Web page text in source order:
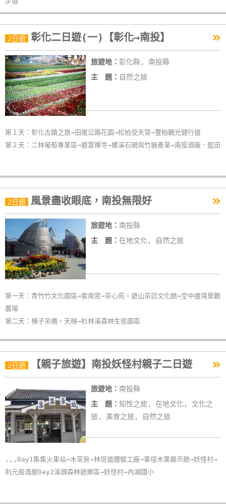
2日遊 彰化二日遊(一)【彰化→南投】 »
旅遊地： 彰化縣, 南投縣
主 題： 自然之旅
第１天：彰化古蹟之旅→田尾公路花園→松柏受天宮→豐柏觀光健行道
第２天：二林葡萄專業區→碧雲禪寺→螺溪石硯與竹器產業→南投酒廠．藍田
2日遊 風景盡收眼底，南投無限好 »
旅遊地： 南投縣
主 題： 在地文化, 自然之旅
第一天：青竹竹文化園區→紫南宮→茶心苑。遊山茶訪文化館→空中邊境景觀
農場
第二天：梯子吊橋。天梯→杉林溪森林生態園區
2日遊 【親子旅遊】南投妖怪村親子二日遊 »
旅遊地： 南投縣
主 題： 知性之旅, 在地文化, 文化之
旅, 美食之旅, 自然之旅
,,,Day1集集火車站→木茶房→林班道體驗工廠→車埕木業展示館→妖怪村→
利元居酒屋Day2溪頭森林遊樂區→妖怪村→內湖國小